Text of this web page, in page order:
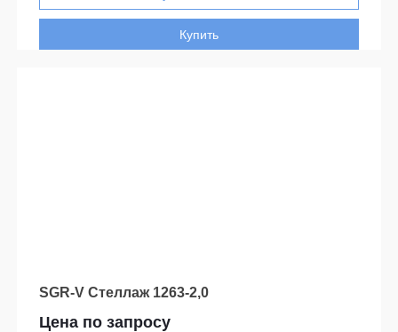
Купить
SGR-V Стеллаж 1263-2,0
Цена по запросу